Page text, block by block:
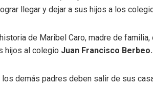
llegar y dejar a sus hijos a los
de Maribel Caro, madre de
hijos al colegio Juan Francisco Berbeo.
los demás padres deben salir de sus